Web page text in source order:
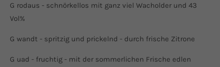
G rodaus - schnörkellos mit ganz viel Wacholder und 43
Vol%
G wandt - spritzig und prickelnd - durch frische Zitrone
G uad - fruchtig - mit der sommerlichen Frische edlen